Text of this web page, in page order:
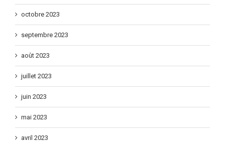
octobre 2023
septembre 2023
août 2023
juillet 2023
juin 2023
mai 2023
avril 2023